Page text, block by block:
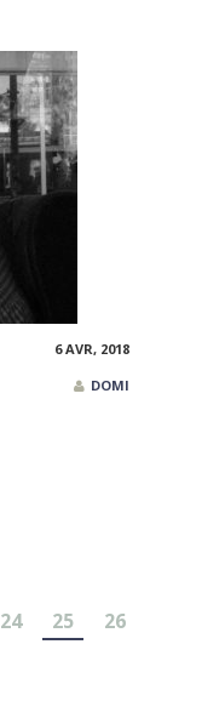
6 AVR, 2018
DOMI
24 25
26